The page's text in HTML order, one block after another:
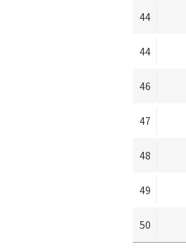
44
44
46
47
48
49
50